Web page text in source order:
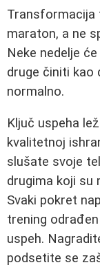
Transformacija
maraton, a ne
Neke nedelje
druge činiti kao
normalno.
Ključ uspeha
kvalitetnoj
slušate svoje
drugima koji su
Svaki pokret
trening
uspeh.
podsetite se